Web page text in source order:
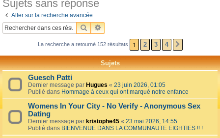
h
r
Sujets sans réponse
Aller sur la recherche avancée
RECHERCHER
RECHERCHE AVANCÉE
La recherche a retourné 152 résultats 1 2 3 4
Sujets
Guesch Patti
Dernier message par Hugues « 23 juin 2026, 01:05
Publié dans Hommage à ceux qui ont marqué notre enfance
Womens In Your City - No Verify - Anonymous Sex
Dating
Dernier message par kristophe45 « 23 mai 2026, 14:55
Publié dans BIENVENUE DANS LA COMMUNAUTE EIGHTIES !! !